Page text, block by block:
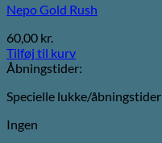
Nepo Gold Rush
60,00 kr.
Tilføj til kurv
Åbningstider:
Specielle lukke/åbningstider
Ingen